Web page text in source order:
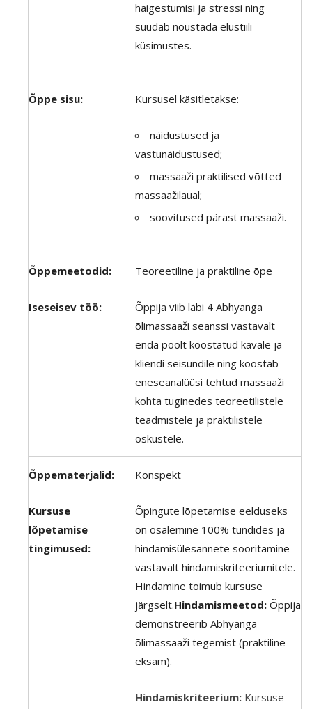
haigestumisi ja stressi ning
suudab nõustada elustiili
küsimustes.
Õppe sisu: Kursusel käsitletakse:
näidustused ja
vastunäidustused;
massaaži praktilised võtted
massaažilaual;
soovitused pärast massaaži.
Õppemeetodid: Teoreetiline ja praktiline õpe
Iseseisev töö:
Õppija viib läbi 4 Abhyanga
õlimassaaži seanssi vastavalt
enda poolt koostatud kavale ja
kliendi seisundile ning koostab
eneseanalüüsi tehtud massaaži
kohta tuginedes teoreetilistele
teadmistele ja praktilistele
oskustele.
Õppematerjalid: Konspekt
Kursuse
lõpetamise
tingimused:
Õpingute lõpetamise eelduseks
on osalemine 100% tundides ja
hindamisülesannete sooritamine
vastavalt hindamiskriteeriumitele.
Hindamine toimub kursuse
järgselt.Hindamismeetod: Õppija
demonstreerib Abhyanga
õlimassaaži tegemist (praktiline
eksam).
Hindamiskriteerium: Kursuse